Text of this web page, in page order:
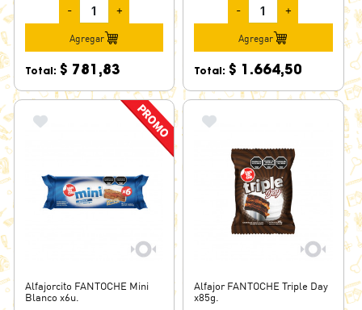
MARLEY
MOGY
PEPITOS
PUNTA BALLENA
RASTA
TATIN
- +
Agregar
Total: $ 781,83
- +
Agregar
Total: $ 1.664,50
Alfajorcito FANTOCHE Mini
Blanco x6u.
Alfajor FANTOCHE Triple Day
x85g.